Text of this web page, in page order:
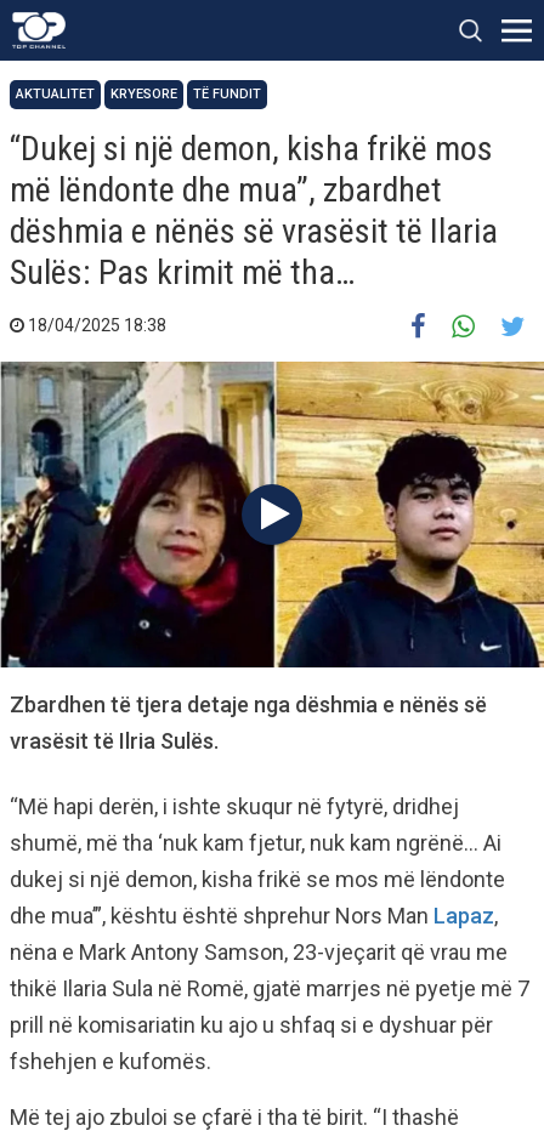
AKTUALITET KRYESORE TË FUNDIT
“Dukej si një demon, kisha frikë mos
më lëndonte dhe mua”, zbardhet
dëshmia e nënës së vrasësit të Ilaria
Sulës: Pas krimit më tha…
18/04/2025 18:38
Zbardhen të tjera detaje nga dëshmia e nënës së
vrasësit të Ilria Sulës.
“Më hapi derën, i ishte skuqur në fytyrë, dridhej
shumë, më tha ‘nuk kam fjetur, nuk kam ngrënë… Ai
dukej si një demon, kisha frikë se mos më lëndonte
dhe mua’”, kështu është shprehur Nors Man Lapaz,
nëna e Mark Antony Samson, 23-vjeçarit që vrau me
thikë Ilaria Sula në Romë, gjatë marrjes në pyetje më 7
prill në komisariatin ku ajo u shfaq si e dyshuar për
fshehjen e kufomës.
Më tej ajo zbuloi se çfarë i tha të birit. “I thashë